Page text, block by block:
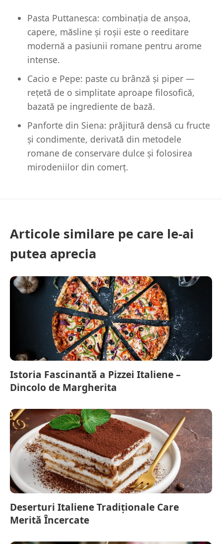
Pasta Puttanesca: combinația de anșoa,
capere, măsline și roșii este o reeditare
modernă a pasiunii romane pentru arome
intense.
Cacio e Pepe: paste cu brânză și piper —
rețetă de o simplitate aproape filosofică,
bazată pe ingrediente de bază.
Panforte din Siena: prăjitură densă cu fructe
și condimente, derivată din metodele
romane de conservare dulce și folosirea
mirodeniilor din comerț.
Articole similare pe care le-ai
putea aprecia
Istoria Fascinantă a Pizzei Italiene –
Dincolo de Margherita
Deserturi Italiene Tradiționale Care
Merită Încercate